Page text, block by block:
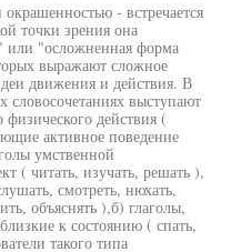
окрашенностью - встречается
точки зрения она
или "осложненная форма
выражают сложное
движения и действия. В
словосочетаниях выступают
действия (
активное поведение
умственной
( читать, изучать, решать ),
смотреть, нюхать,
объяснять ),б) глаголы,
к состоянию ( спать,
такого типа